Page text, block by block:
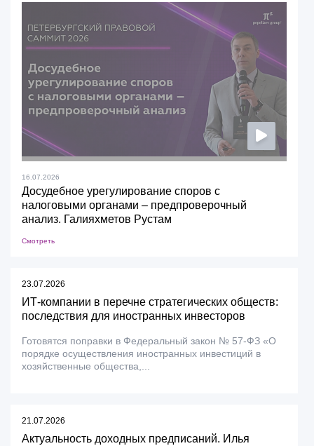
16.07.2026
Досудебное урегулирование споров с
налоговыми органами – предпроверочный
анализ. Галияхметов Рустам
Смотреть
23.07.2026
ИТ-компании в перечне стратегических обществ:
последствия для иностранных инвесторов
Готовятся поправки в Федеральный закон № 57-ФЗ «О
порядке осуществления иностранных инвестиций в
хозяйственные общества,...
21.07.2026
Актуальность доходных предписаний. Илья